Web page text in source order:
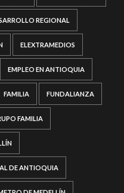
REGIONAL
ELEXTRAMEDIOS
EMPLEO EN ANTIOQUIA
FAMILIA FUNDALIANZA
FAMILIA
DE ANTIOQUIA